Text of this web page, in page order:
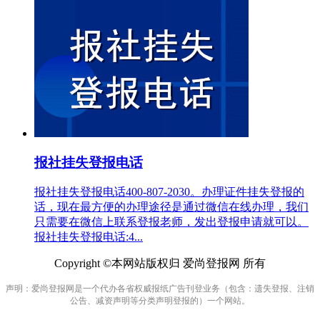
报社挂失登报电话
报社挂失登报电话400-807-2030。办理证件挂失登报的
话，现在最方便的办理途径是通过微信在线办理，我们
只需要在微信上联系登报老师，发出登报申请就可以。
报社挂失登报电话:4...
Copyright ©本网站版权归 爱尚登报网 所有
声明：爱尚登报网是一个代办各省权威报纸广告刊登业务（包含：遗失登报、注销
公告、减资声明等分类声明登报的）一个网站。